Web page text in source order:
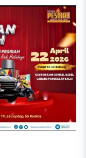
Banyuasin Tekankan
SCR
Banyuasin Tetap
Wakil Rakyat Dapil 5